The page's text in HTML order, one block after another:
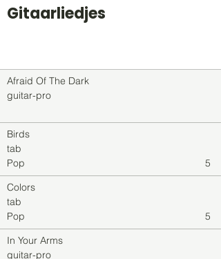
Gitaarliedjes
Afraid Of The Dark
guitar-pro
Birds
tab
Pop
5
Colors
tab
Pop
5
In Your Arms
guitar-pro